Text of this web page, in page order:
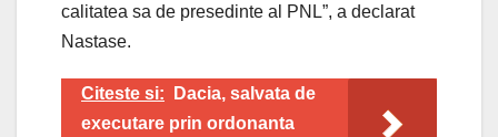
calitatea sa de presedinte al PNL”, a declarat
Nastase.
Citeste si:
Dacia, salvata de
executare prin ordonanta